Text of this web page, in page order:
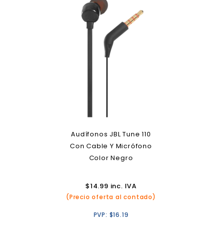
Audífonos JBL Tune 110
Con Cable Y Micrófono
Color Negro
$14.99 inc. IVA
(Precio oferta al contado)
PVP: $16.19